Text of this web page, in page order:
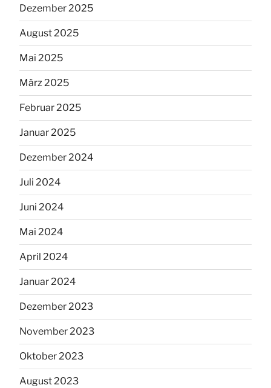
Dezember 2025
August 2025
Mai 2025
März 2025
Februar 2025
Januar 2025
Dezember 2024
Juli 2024
Juni 2024
Mai 2024
April 2024
Januar 2024
Dezember 2023
November 2023
Oktober 2023
August 2023